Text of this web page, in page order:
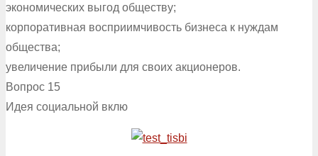
экономических выгод обществу;
корпоративная восприимчивость бизнеса к нуждам
общества;
увеличение прибыли для своих акционеров.
Вопрос 15
Идея социальной вклю